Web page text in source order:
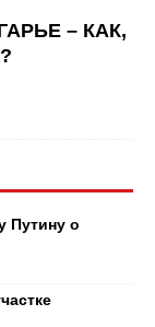
– КАК,
Путину о